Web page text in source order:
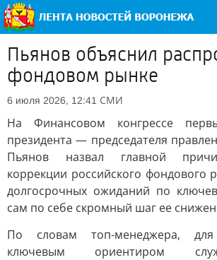
Пьянов объяснил
фондовом рынке
6 июля 2026, 12:41 СМИ
На Финансовом конгрессе
президента — председателя
Пьянов назвал главной
коррекции российского фондового
долгосрочных ожиданий по
сам по себе скромный шаг ее
По словам топ-менеджера,
ключевым ориентиром